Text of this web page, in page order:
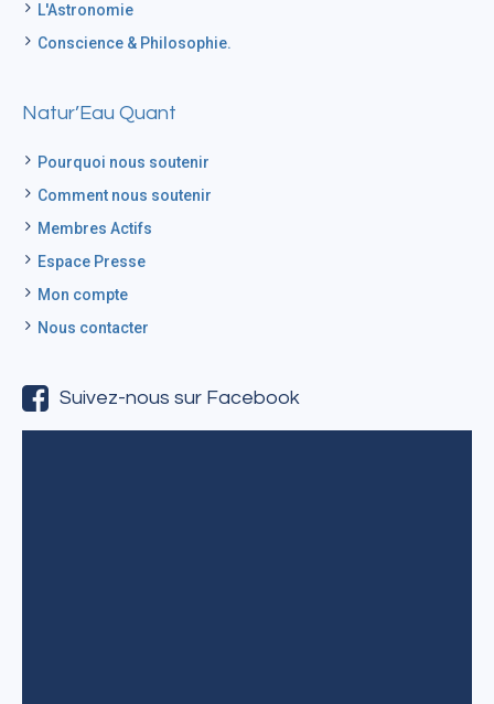
L'Astronomie
Conscience & Philosophie.
Natur’Eau Quant
Pourquoi nous soutenir
Comment nous soutenir
Membres Actifs
Espace Presse
Mon compte
Nous contacter
Suivez-nous sur Facebook